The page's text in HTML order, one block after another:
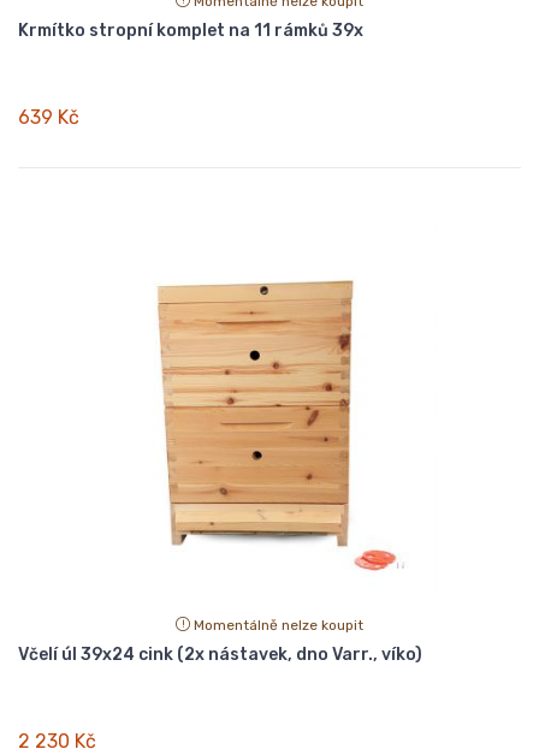
Krmítko stropní komplet na 11 rámků 39x
639 Kč
Momentálně nelze koupit
Včelí úl 39x24 cink (2x nástavek, dno Varr., víko)
2 230 Kč